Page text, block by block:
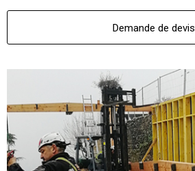
Demande de devis